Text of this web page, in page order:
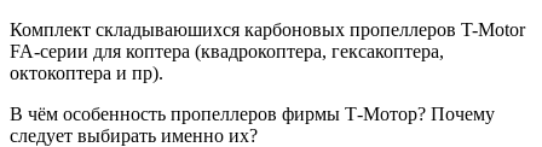
Комплект складываюшихся карбоновых пропеллеров T-Motor
FA-серии для коптера (квадрокоптера, гексакоптера,
октокоптера и пр).
В чём особенность пропеллеров фирмы Т-Мотор? Почему
следует выбирать именно их?